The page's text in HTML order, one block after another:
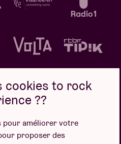
Politique de cookies
de vente
cookies to rock
??
pour améliorer votre
proposer des